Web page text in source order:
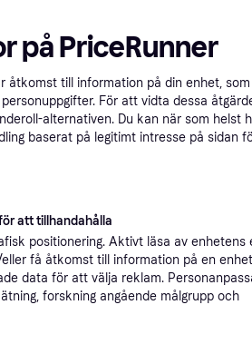
på PriceRunner
åtkomst till information på din enhet,
För att vidta dessa
alternativen. Du kan när som helst
baserat på legitimt intresse på sidan
att tillhandahålla
positionering. Aktivt läsa av enhetens
få åtkomst till information på en
data för att välja reklam.
forskning angående målgrupp och